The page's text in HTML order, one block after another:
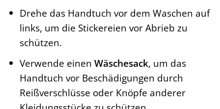
Drehe das Handtuch vor dem Waschen auf
links, um die Stickereien vor Abrieb zu
schützen.
Verwende einen Wäschesack, um das
Handtuch vor Beschädigungen durch
Reißverschlüsse oder Knöpfe anderer